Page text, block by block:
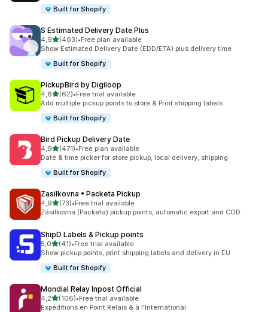
Built for Shopify
S Estimated Delivery Date Plus
4,95 yıldız üzerinden
(403)
toplam 403 değerlendirme
•Free plan available
Show Estimated Delivery Date (EDD/ETA) plus delivery time
Built for Shopify
PickupBird by Digiloop
4,85 yıldız üzerinden
(62)
toplam 62 değerlendirme
•Free trial available
Add multiple pickup points to store & Print shipping labels
Built for Shopify
Bird Pickup Delivery Date
4,95 yıldız üzerinden
(471)
toplam 471 değerlendirme
•Free plan available
Date & time picker for store pickup, local delivery, shipping
Built for Shopify
Zasilkovna • Packeta Pickup
4,95 yıldız üzerinden
(73)
toplam 73 değerlendirme
•Free trial available
Zásilkovna (Packeta) pickup points, automatic export and COD.
ShipD Labels & Pickup points
5,05 yıldız üzerinden
(41)
toplam 41 değerlendirme
•Free trial available
Show pickup points, print shipping labels and delivery in EU
Built for Shopify
Mondial Relay Inpost Official
4,25 yıldız üzerinden
(106)
toplam 106 değerlendirme
•Free trial available
Expéditions en Point Relais & à l'International